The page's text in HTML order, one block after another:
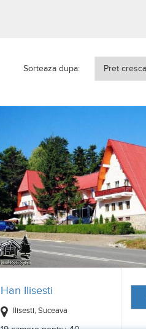
Sorteaza dupa:
Han Ilisesti
Ilisesti, Suceava